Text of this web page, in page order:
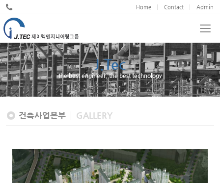
Home Contact Admin
J.Tec
the best engineer, the best technology
JND
We cultivate design excellence
건축사업본부 GALLERY